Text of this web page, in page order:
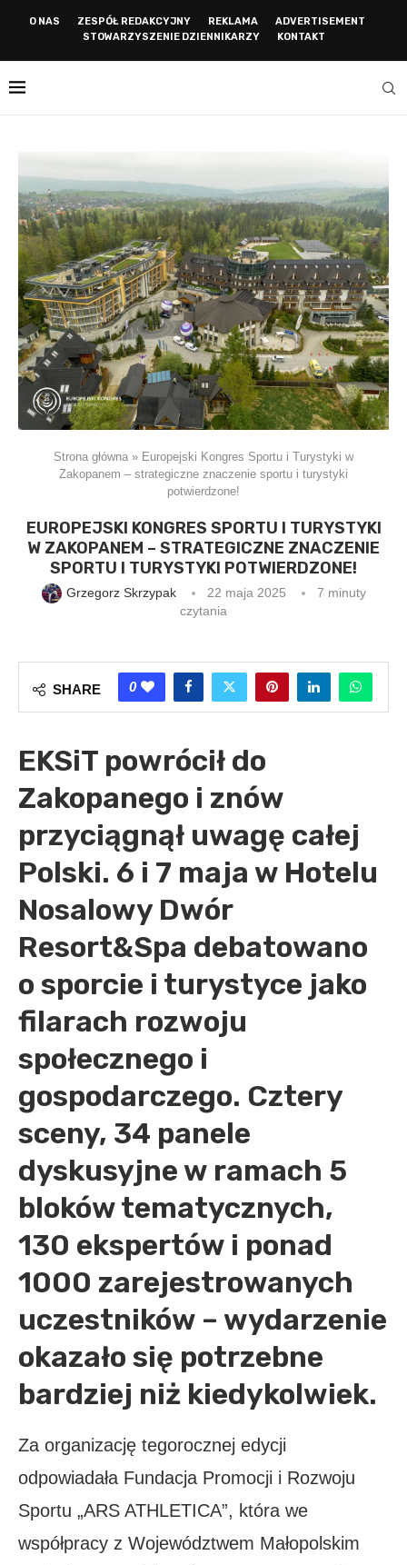
O NAS ZESPÓŁ REDAKCYJNY REKLAMA
ADVERTISEMENT
STOWARZYSZENIE DZIENNIKARZY
KONTAKT
Strona główna » Europejski Kongres Sportu i Turystyki w
Zakopanem – strategiczne znaczenie sportu i turystyki
potwierdzone!
EUROPEJSKI KONGRES SPORTU I TURYSTYKI
W ZAKOPANEM – STRATEGICZNE ZNACZENIE
SPORTU I TURYSTYKI POTWIERDZONE!
Grzegorz Skrzypak 22 maja 2025
7 minuty
czytania
SHARE 0
EKSiT powrócił do
Zakopanego i znów
przyciągnął uwagę całej
Polski. 6 i 7 maja w Hotelu
Nosalowy Dwór
Resort&Spa debatowano
o sporcie i turystyce jako
filarach rozwoju
społecznego i
gospodarczego. Cztery
sceny, 34 panele
dyskusyjne w ramach 5
bloków tematycznych,
130 ekspertów i ponad
1000 zarejestrowanych
uczestników – wydarzenie
okazało się potrzebne
bardziej niż kiedykolwiek.
Za organizację tegorocznej edycji
odpowiadała Fundacja Promocji i Rozwoju
Sportu „ARS ATHLETICA”, która we
współpracy z Województwem Małopolskim